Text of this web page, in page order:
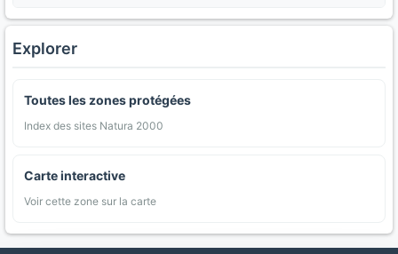
Explorer
Toutes les zones protégées
Index des sites Natura 2000
Carte interactive
Voir cette zone sur la carte